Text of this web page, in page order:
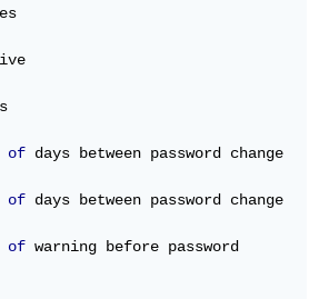
of
of
of warning before password